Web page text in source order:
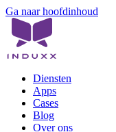
Ga naar hoofdinhoud
Diensten
Apps
Cases
Blog
Over ons